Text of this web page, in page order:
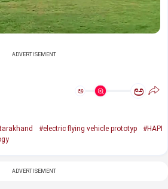
ADVERTISEMENT
ಅ ಅ
#electric flying vehicle prototyp
#HAPI
ADVERTISEMENT